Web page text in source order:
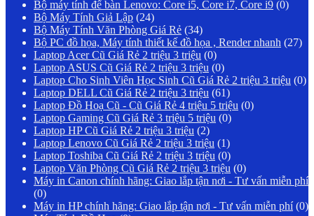
Bộ máy tính để bàn Lenovo: Core i5, Core i7, Core i9 (0)
Bộ Máy Tính Giả Lập (24)
Bộ Máy Tính Văn Phòng Giá Rẻ (34)
Bộ PC đồ họa, Máy tính thiết kế đồ họa , Render nhanh (27)
Laptop Acer Cũ Giá Rẻ 2 triệu 3 triệu (0)
Laptop ASUS Cũ Giá Rẻ 2 triệu 3 triệu (0)
Laptop Cho Sinh Viên Học Sinh Cũ Giá Rẻ 2 triệu 3 triệu (0)
Laptop DELL Cũ Giá Rẻ 2 triệu 3 triệu (61)
Laptop Đồ Hoạ Cũ - Cũ Giá Rẻ 4 triệu 5 triệu (0)
Laptop Gaming Cũ Giá Rẻ 3 triệu 5 triệu (0)
Laptop HP Cũ Giá Rẻ 2 triệu 3 triệu (2)
Laptop Lenovo Cũ Giá Rẻ 2 triệu 3 triệu (1)
Laptop Toshiba Cũ Giá Rẻ 2 triệu 3 triệu (0)
Laptop Văn Phòng Cũ Giá Rẻ 2 triệu 3 triệu (0)
Máy in Canon chính hãng: Giao lắp tận nơi - Tư vấn miễn phí
(0)
Máy in HP chính hãng: Giao lắp tận nơi - Tư vấn miễn phí (0)